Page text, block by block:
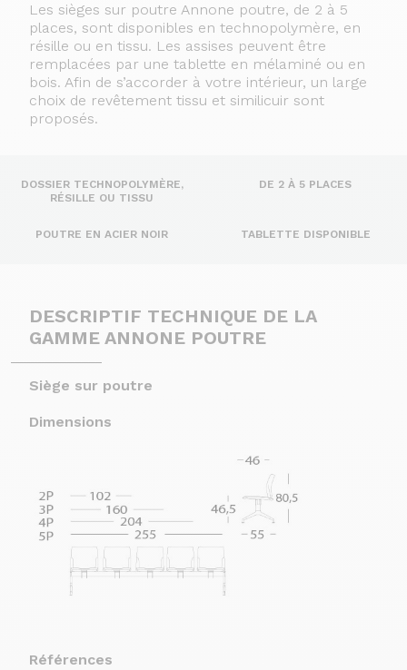
Les sièges sur poutre Annone poutre, de 2 à 5
places, sont disponibles en technopolymère, en
résille ou en tissu. Les assises peuvent être
remplacées par une tablette en mélaminé ou en
bois. Afin de s’accorder à votre intérieur, un large
choix de revêtement tissu et similicuir sont
proposés.
DOSSIER TECHNOPOLYMÈRE,
RÉSILLE OU TISSU
DE 2 À 5 PLACES
POUTRE EN ACIER NOIR TABLETTE DISPONIBLE
DESCRIPTIF TECHNIQUE DE LA
GAMME ANNONE POUTRE
Siège sur poutre
Dimensions
Références